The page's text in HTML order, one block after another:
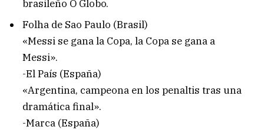
brasileño O Globo.
Folha de Sao Paulo (Brasil)
«Messi se gana la Copa, la Copa se gana a
Messi».
-El País (España)
«Argentina, campeona en los penaltis tras una
dramática final».
-Marca (España)